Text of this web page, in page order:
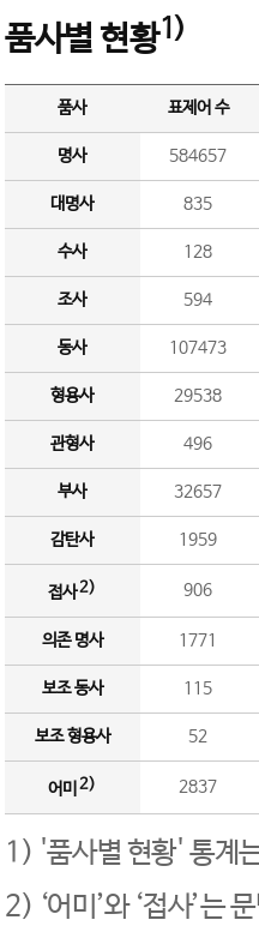
품사별 현황1)
품사 표제어 수
명사 584657
대명사 835
수사 128
조사 594
동사 107473
형용사 29538
관형사 496
부사 32657
감탄사 1959
접사2) 906
의존 명사 1771
보조 동사 115
보조 형용사 52
어미 2) 2837
1) '품사별 현황' 통계
2) ‘어미’와 ‘접사’는